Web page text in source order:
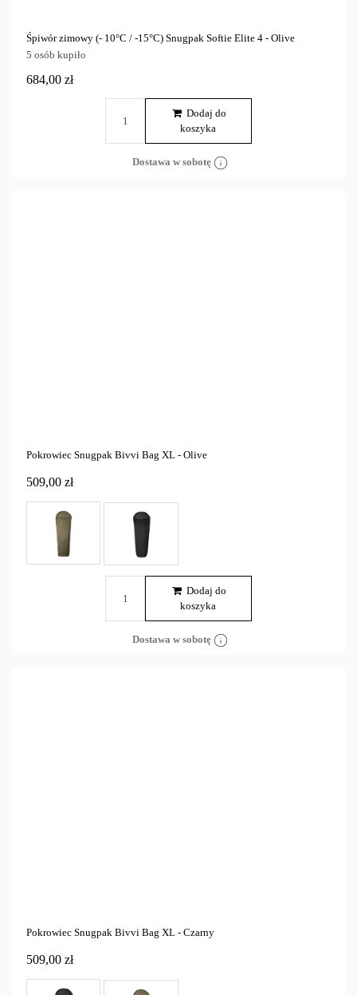
Śpiwór zimowy (- 10°C / -15°C) Snugpak Softie Elite 4 - Olive
5 osób kupiło
684,00 zł
Dodaj do
koszyka
Dostawa w sobotę
Pokrowiec Snugpak Bivvi Bag XL - Olive
509,00 zł
Dodaj do
koszyka
Dostawa w sobotę
Pokrowiec Snugpak Bivvi Bag XL - Czarny
509,00 zł